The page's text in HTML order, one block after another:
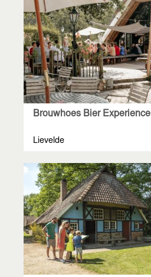
Brouwhoes Bier Experience
Lievelde